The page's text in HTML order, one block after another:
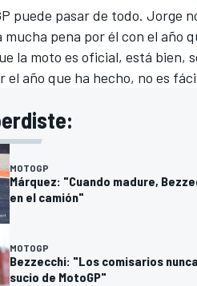
puede pasar de todo. Jorge
pena por él con el año
la moto es oficial, está bien,
el año que ha hecho, no es
MOTOGP
Márquez: "Cuando madure,
en el camión"
MOTOGP
Bezzecchi: "Los comisarios
sucio de MotoGP"